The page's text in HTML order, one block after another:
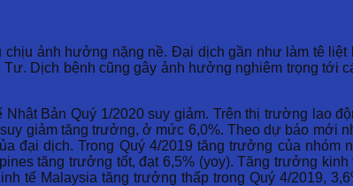
ảnh hưởng nặng nề. Đại dịch gần như làm tê
Tư. Dịch bệnh cũng gây ảnh hưởng nghiêm trọng
Bản Quý 1/2020 suy giảm. Trên thị trường lao
giảm tăng trưởng, ở mức 6,0%. Theo dự báo mới
đại dịch. Trong Quý 4/2019 tăng trưởng của
tăng trưởng tốt, đạt 6,5% (yoy). Tăng trưởng
tế Malaysia tăng trưởng thấp trong Quý 4/2019,